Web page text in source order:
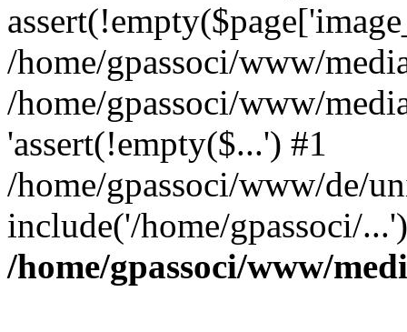
/home/gpassoci/www/
/home/gpassoci/www/
'assert(!empty($...') #1
/home/gpassoci/www/de/
include('/home/gpassoci/
/home/gpassoci/www/